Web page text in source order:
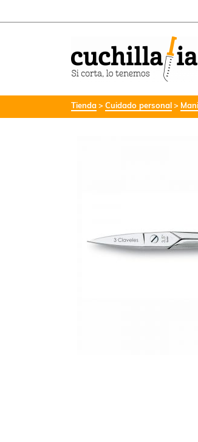
Tienda Cuidado personal